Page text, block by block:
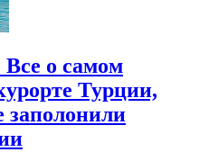
Все о самом
Турции,
заполонили